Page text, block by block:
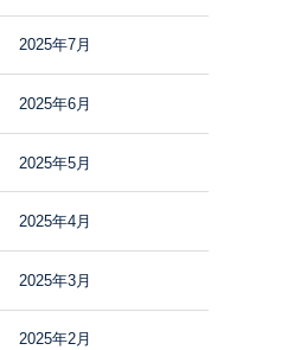
2025年7月
2025年6月
2025年5月
2025年4月
2025年3月
2025年2月